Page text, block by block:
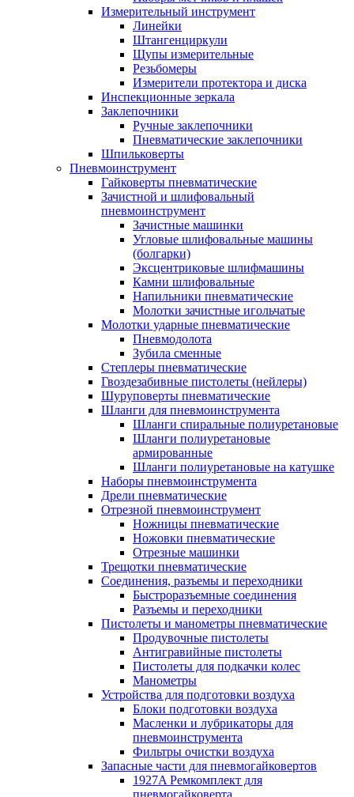
Измерительный инструмент
Линейки
Штангенциркули
Щупы измерительные
Резьбомеры
Измерители протектора и диска
Инспекционные зеркала
Заклепочники
Ручные заклепочники
Пневматические заклепочники
Шпильковерты
Пневмоинструмент
Гайковерты пневматические
Зачистной и шлифовальный
пневмоинструмент
Зачистные машинки
Угловые шлифовальные машины
(болгарки)
Эксцентриковые шлифмашины
Камни шлифовальные
Напильники пневматические
Молотки зачистные игольчатые
Молотки ударные пневматические
Пневмодолота
Зубила сменные
Степлеры пневматические
Гвоздезабивные пистолеты (нейлеры)
Шуруповерты пневматические
Шланги для пневмоинструмента
Шланги спиральные полиуретановые
Шланги полиуретановые
армированные
Шланги полиуретановые на катушке
Наборы пневмоинструмента
Дрели пневматические
Отрезной пневмоинструмент
Ножницы пневматические
Ножовки пневматические
Отрезные машинки
Трещотки пневматические
Соединения, разъемы и переходники
Быстроразъемные соединения
Разъемы и переходники
Пистолеты и манометры пневматические
Продувочные пистолеты
Антигравийные пистолеты
Пистолеты для подкачки колес
Манометры
Устройства для подготовки воздуха
Блоки подготовки воздуха
Масленки и лубрикаторы для
пневмоинструмента
Фильтры очистки воздуха
Запасные части для пневмогайковертов
1927A Ремкомплект для
пневмогайковерта